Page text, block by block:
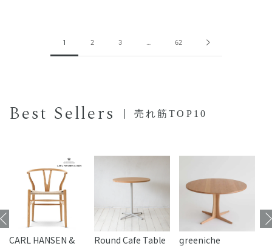
1 2 3 … 62
Best Sellers 売れ筋TOP10
CARL HANSEN &
Round Cafe Table
reeniche